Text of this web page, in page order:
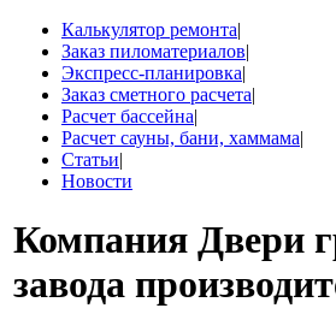
Калькулятор ремонта|
Заказ пиломатериалов|
Экспресс-планировка|
Заказ сметного расчета|
Расчет бассейна|
Расчет сауны, бани, хаммама|
Статьи|
Новости
Компания Двери
завода